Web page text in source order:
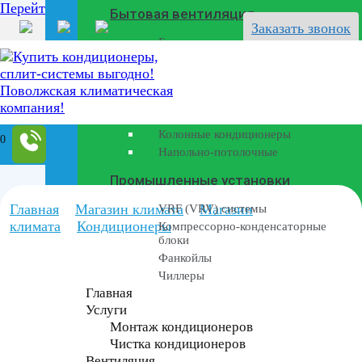
Перейти к содержанию
Заказать звонок
0
Бытовая вентиляция
Бризеры
Полупромышленные кондиционеры
Канальные кондиционеры
Колонные кондиционеры
Напольно-потолочные
Промышленные установки
VRF (VRV) системы
Компрессорно-конденсаторные
блоки
Фанкойлы
Чиллеры
Главная
Услуги
Монтаж кондиционеров
Чистка кондиционеров
Главная Магазин климата
Магазин
климата
Кондиционеры